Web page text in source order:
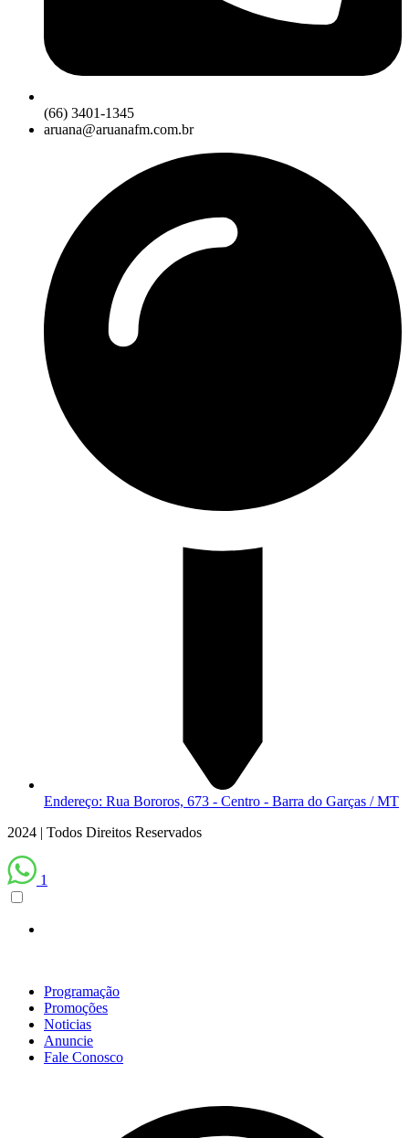
(66) 3401-1345
aruana@aruanafm.com.br
Endereço: Rua Bororos, 673 - Centro - Barra do Garças / MT
2024 | Todos Direitos Reservados
1
Programação
Promoções
Noticias
Anuncie
Fale Conosco